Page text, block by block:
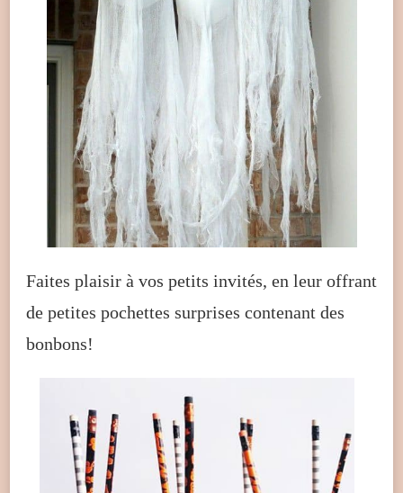
Faites plaisir à vos petits invités, en leur offrant
de petites pochettes surprises contenant des
bonbons!